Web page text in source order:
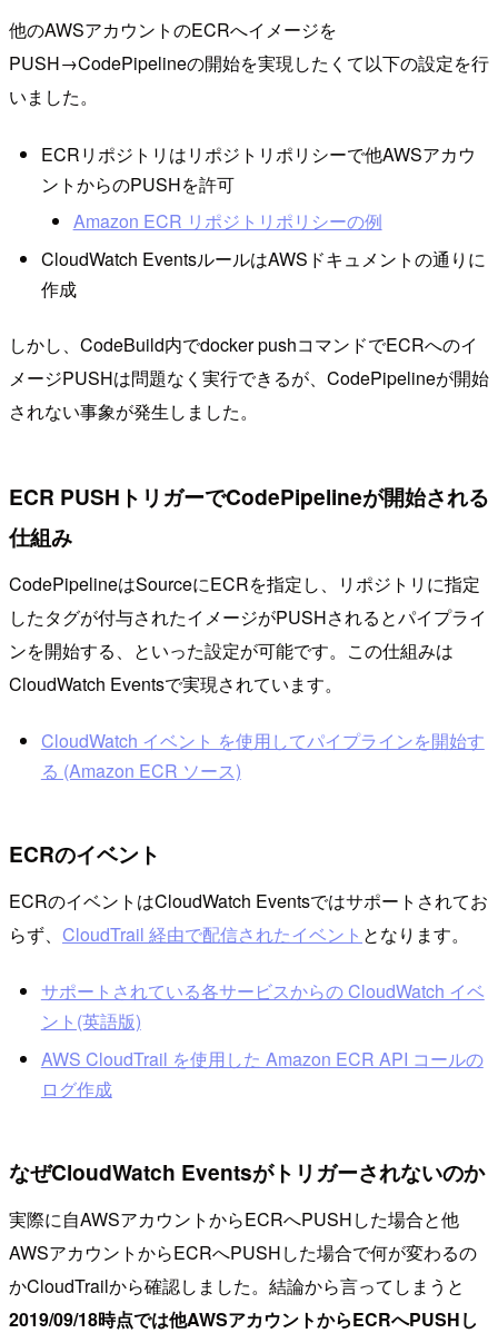
他のAWSアカウントのECRへイメージを
PUSH→CodePipelineの開始を実現したくて以下の設定を行
いました。
ECRリポジトリはリポジトリポリシーで他AWSアカウ
ントからのPUSHを許可
Amazon ECR リポジトリポリシーの例
CloudWatch EventsルールはAWSドキュメントの通りに
作成
しかし、CodeBuild内でdocker pushコマンドでECRへのイ
メージPUSHは問題なく実行できるが、CodePipelineが開始
されない事象が発生しました。
ECR PUSHトリガーでCodePipelineが開始される
仕組み
CodePipelineはSourceにECRを指定し、リポジトリに指定
したタグが付与されたイメージがPUSHされるとパイプライ
ンを開始する、といった設定が可能です。この仕組みは
CloudWatch Eventsで実現されています。
CloudWatch イベント を使用してパイプラインを開始す
る (Amazon ECR ソース)
ECRのイベント
ECRのイベントはCloudWatch Eventsではサポートされてお
らず、 CloudTrail 経由で配信されたイベント となります。
サポートされている各サービスからの CloudWatch イベ
ント(英語版)
AWS CloudTrail を使用した Amazon ECR API コールの
ログ作成
なぜCloudWatch Eventsがトリガーされないのか
実際に自AWSアカウントからECRへPUSHした場合と他
AWSアカウントからECRへPUSHした場合で何が変わるの
かCloudTrailから確認しました。結論から言ってしまうと
2019/09/18時点では他AWSアカウントからECRへPUSHし